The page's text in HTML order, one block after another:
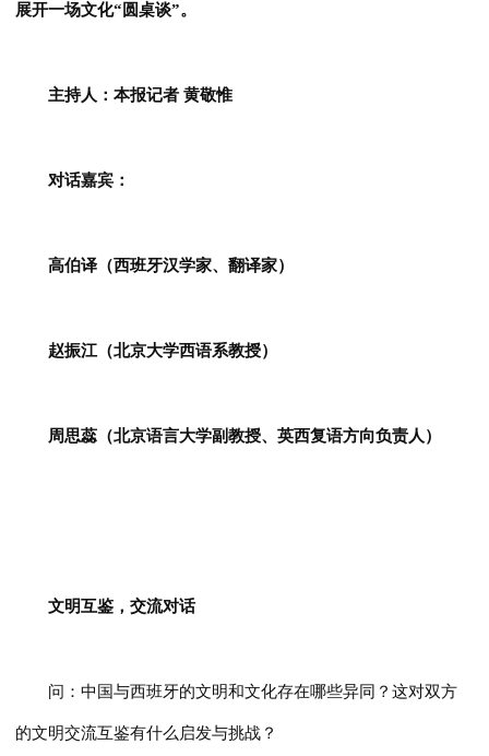
展开一场文化“圆桌谈”。
主持人：本报记者 黄敬惟
对话嘉宾：
高伯译（西班牙汉学家、翻译家）
赵振江（北京大学西语系教授）
周思蕊（北京语言大学副教授、英西复语方向负责人）
文明互鉴，交流对话
问：中国与西班牙的文明和文化存在哪些异同？这对双方
的文明交流互鉴有什么启发与挑战？